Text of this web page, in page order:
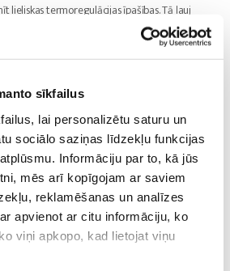
sīkfailus
lai personalizētu saturu un
sociālo saziņas līdzekļu funkcijas
Informāciju par to, kā jūs
mēs arī kopīgojam ar saviem
reklamēšanas un analīzes
apvienot ar citu informāciju, ko
viņi apkopo, kad lietojat viņu
lieliskas termoregulācijas īpašības. Tā ļauj
gaisa cirkulāciju. Ieteicams visai ģimenei,